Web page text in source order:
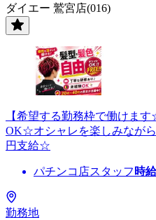
ダイエー 鷲宮店(016)
【希望する勤務枠で働けま
OK☆オシャレを楽しみなが
円支給☆
パチンコ店スタッフ 時給
勤務地